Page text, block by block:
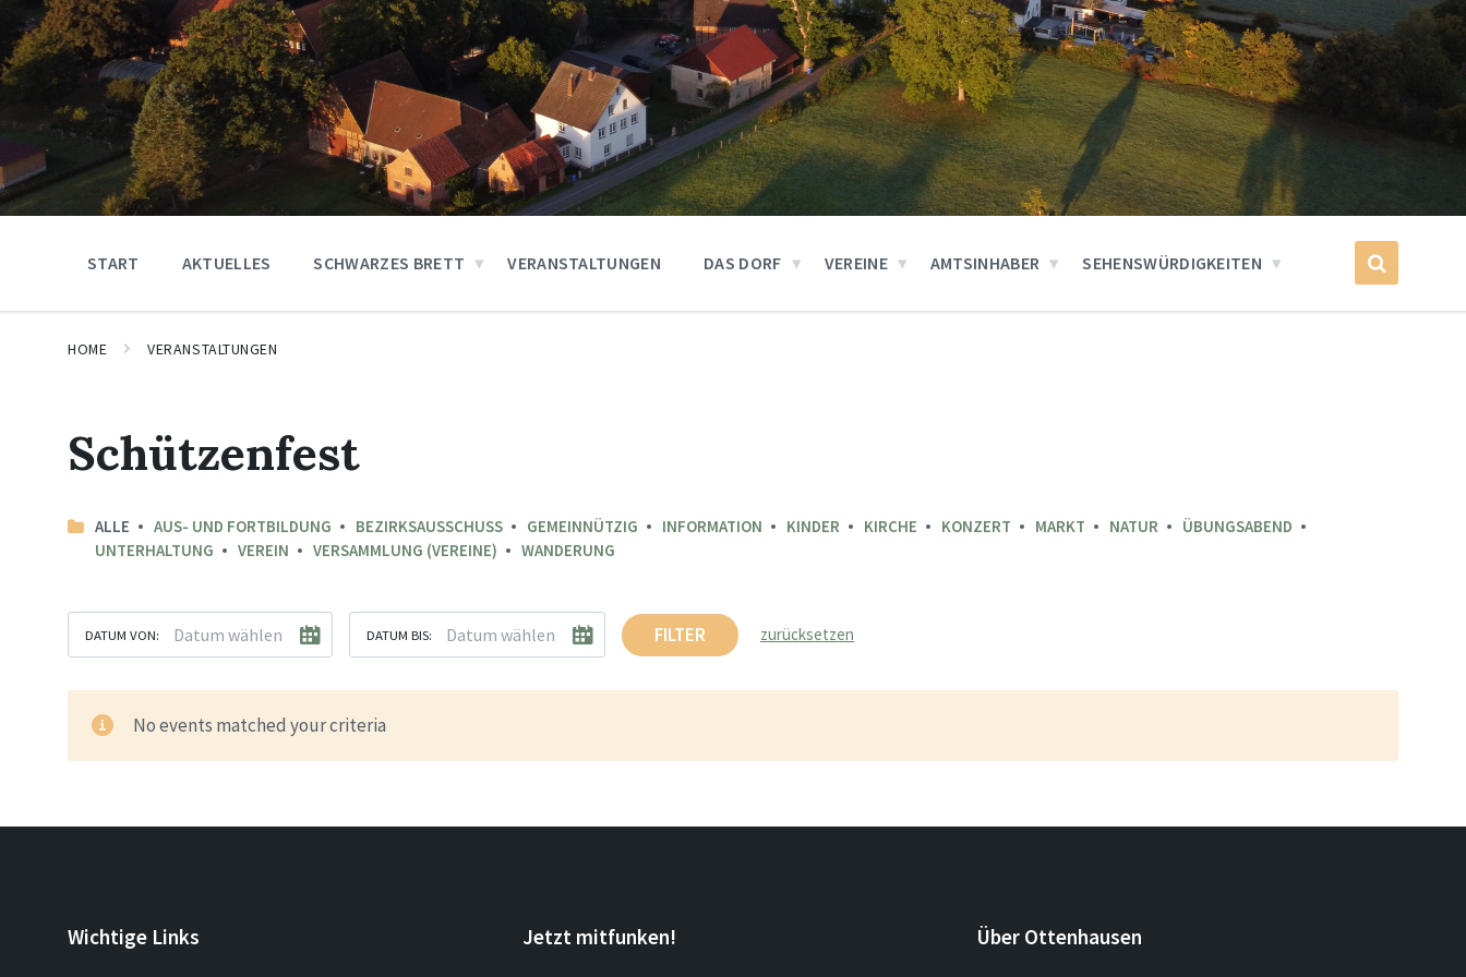
START AKTUELLES SCHWARZES BRETT VERANSTALTUNGEN DAS DORF VEREINE AMTSINHABER SEHENSWÜRDIGKEITEN
HOME VERANSTALTUNGEN
Schützenfest
ALLE AUS- UND FORTBILDUNG BEZIRKSAUSSCHUSS GEMEINNÜTZIG INFORMATION KINDER KIRCHE KONZERT MARKT NATUR
ÜBUNGSABEND
UNTERHALTUNG
VEREIN VERSAMMLUNG (VEREINE) WANDERUNG
DATUM VON: DATUM BIS: FILTER zurücksetzen
No events matched your criteria
Wichtige Links Jetzt mitfunken! Über Ottenhausen